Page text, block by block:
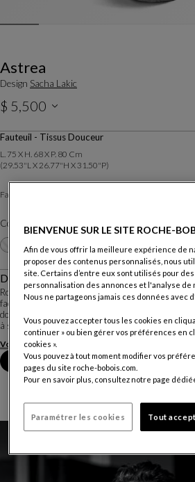
Astrea
Design Sacha Lakic
$ 5,500
Prix hors livraison, valable au Canada.
Fauteuil - Tissus Douceur
L. 75 X H. 68 X P. 80 Cm
(29.53"l X 26.77"h X 31.50"p)
Fauteuil :
Coloris :
Description
Rondeurs, courbes et angles adoucis, se marient
façon fausse fourrure, aux couleurs très
douillet et confortable, le fauteuil ASTREA
à son petit volume e...
Voir plus Télécharger la fiche technique
Prendre rendez-vous en
BIENVENUE SUR LE SITE ROCHE-
Afin de vous offrir la meilleure expérience de
proposer des contenus personnalisés, nous
site. Certains d’entre eux sont utilisés pour
personnalisation des annonces et l'analyse de
Nous ne partageons jamais ces données avec
Vous pouvez accepter tous les cookies en
continuer » ou bien gérer vos préférences en
cookies ».
Vous pouvez à tout moment modifier vos
pages du site roche-bobois.com.
Pour en savoir plus, consultez notre page
Paramétrer les cookies Tout